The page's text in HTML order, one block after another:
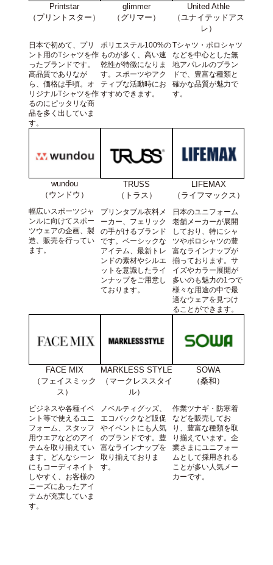
Printstar
（プリントスター）
日本で初めて、プリ
ント用のTシャツを作
ったブランドです。
高品質でありなが
ら、価格は手頃。オ
リジナルTシャツを作
るのにピッタリな商
品を多く出していま
す。
glimmer
（グリマー）
ポリエステル100%の
ものが多く、高い速
乾性が特徴になりま
す。スポーツやアク
ティブな活動時にお
すすめできます。
United Athle
（ユナイテッドアス
レ）
Tシャツ・ポロシャツ
などを中心とした無
地アパレルのブラン
ドで、豊富な種類と
確かな品質が魅力で
す。
wundou
（ウンドウ）
幅広いスポーツジャ
ンルに向けてスポー
ツウェアの企画、製
造、販売を行ってい
ます。
TRUSS
（トラス）
プリンタブル衣料メ
ーカー、フェリック
の手がけるブランド
です。ベーシックな
アイテム、最新トレ
ンドの素材やシルエ
ットを意識したライ
ンナップをご用意し
ております。
LIFEMAX
（ライフマックス）
日本のユニフォーム
老舗メーカーが展開
しており、特にシャ
ツやポロシャツの豊
富なラインナップが
揃っております。サ
イズやカラー展開が
多いのも魅力の1つで
様々な用途の中で最
適なウェアを見つけ
ることができます。
FACE MIX
（フェイスミック
ス）
ビジネスや各種イベ
ント等で使えるユニ
フォーム、スタッフ
用ウエアなどのアイ
テムを取り揃えてい
ます。どんなシーン
にもコーディネイト
しやすく、お客様の
ニーズにあったアイ
テムが充実していま
す。
MARKLESS STYLE
（マークレススタイ
ル）
ノベルティグッズ、
エコバックなど販促
やイベントにも人気
のブランドです。豊
富なラインナップを
取り揃えておりま
す。
SOWA
（桑和）
作業ツナギ・防寒着
などを販売してお
り、豊富な種類を取
り揃えています。企
業さまにユニフォー
ムとして採用される
ことが多い人気メー
カーです。